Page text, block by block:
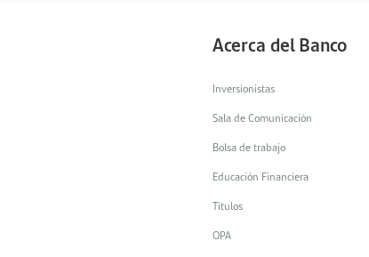
Acerca del Banco
Inversionistas
Sala de Comunicación
Bolsa de trabajo
Educación Financiera
Títulos
OPA